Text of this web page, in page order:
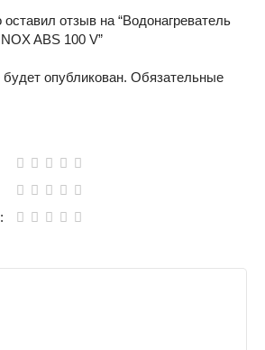
отзыв на “Водонагреватель
ABS 100 V”
опубликован. Обязательные